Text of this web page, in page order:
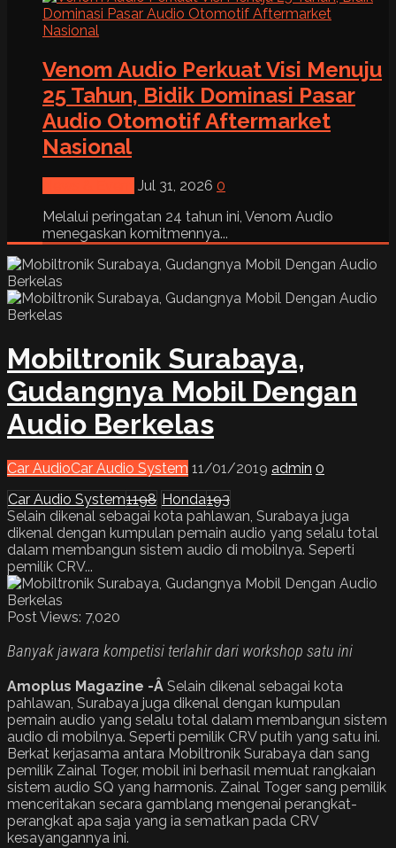
Venom Audio Perkuat Visi Menuju
25 Tahun, Bidik Dominasi Pasar
Audio Otomotif Aftermarket
Nasional
Jul 31, 2026 0
Melalui peringatan 24 tahun ini, Venom Audio
menegaskan komitmennya...
Mobiltronik Surabaya,
Gudangnya Mobil Dengan
Audio Berkelas
Car AudioCar Audio System 11/01/2019 admin 0
Car Audio System1198 Honda193
Selain dikenal sebagai kota pahlawan, Surabaya juga
dikenal dengan kumpulan pemain audio yang selalu total
dalam membangun sistem audio di mobilnya. Seperti
pemilik CRV...
Post Views: 7,020
Banyak jawara kompetisi terlahir dari workshop satu ini
Amoplus Magazine -Â Selain dikenal sebagai kota
pahlawan, Surabaya juga dikenal dengan kumpulan
pemain audio yang selalu total dalam membangun sistem
audio di mobilnya. Seperti pemilik CRV putih yang satu ini.
Berkat kerjasama antara Mobiltronik Surabaya dan sang
pemilik Zainal Toger, mobil ini berhasil memuat rangkaian
sistem audio SQ yang harmonis. Zainal Toger sang pemilik
menceritakan secara gamblang mengenai perangkat-
perangkat apa saja yang ia sematkan pada CRV
kesayangannya ini.